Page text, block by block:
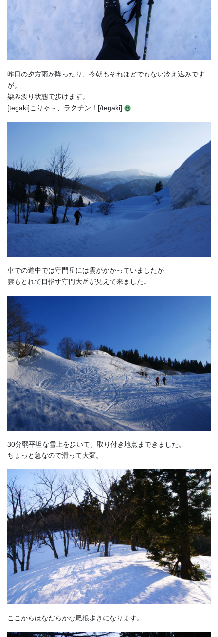
昨日の夕方雨が降ったり、今朝もそれほどでもない冷え込みです
が。
染み渡り状態で歩けます。
[tegaki]こりゃ～、ラクチン！[/tegaki]
車での道中では守門岳には雲がかかっていましたが
雲もとれて目指す守門大岳が見えて来ました。
30分弱平坦な雪上を歩いて、取り付き地点まできました。
ちょっと急なので滑って大変。
ここからはなだらかな尾根歩きになります。